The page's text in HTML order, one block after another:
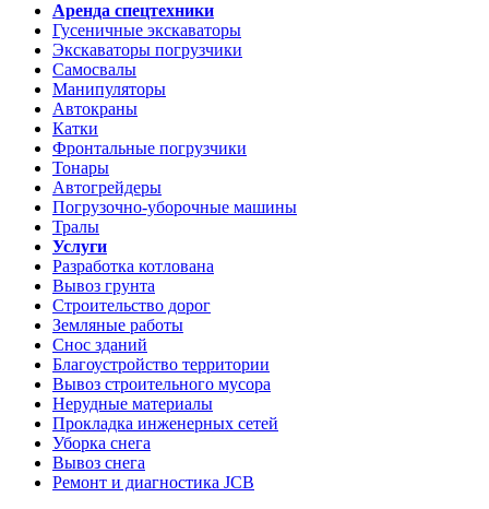
Аренда спецтехники
Гусеничные экскаваторы
Экскаваторы погрузчики
Самосвалы
Манипуляторы
Автокраны
Катки
Фронтальные погрузчики
Тонары
Автогрейдеры
Погрузочно-уборочные машины
Тралы
Услуги
Разработка котлована
Вывоз грунта
Строительство дорог
Земляные работы
Снос зданий
Благоустройство территории
Вывоз строительного мусора
Нерудные материалы
Прокладка инженерных сетей
Уборка снега
Вывоз снега
Ремонт и диагностика JCB